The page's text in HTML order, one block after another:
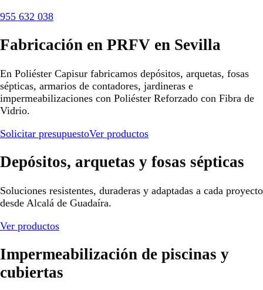
955 632 038
Fabricación en PRFV en Sevilla
En Poliéster Capisur fabricamos depósitos, arquetas, fosas
sépticas, armarios de contadores, jardineras e
impermeabilizaciones con Poliéster Reforzado con Fibra de
Vidrio.
Solicitar presupuestoVer productos
Depósitos, arquetas y fosas sépticas
Soluciones resistentes, duraderas y adaptadas a cada proyecto
desde Alcalá de Guadaíra.
Ver productos
Impermeabilización de piscinas y
cubiertas